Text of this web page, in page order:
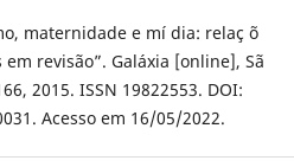
maternidade e mí dia: relaç õ
revisão”. Galáxia [online], Sã
2015. ISSN 19822553. DOI:
Acesso em 16/05/2022.